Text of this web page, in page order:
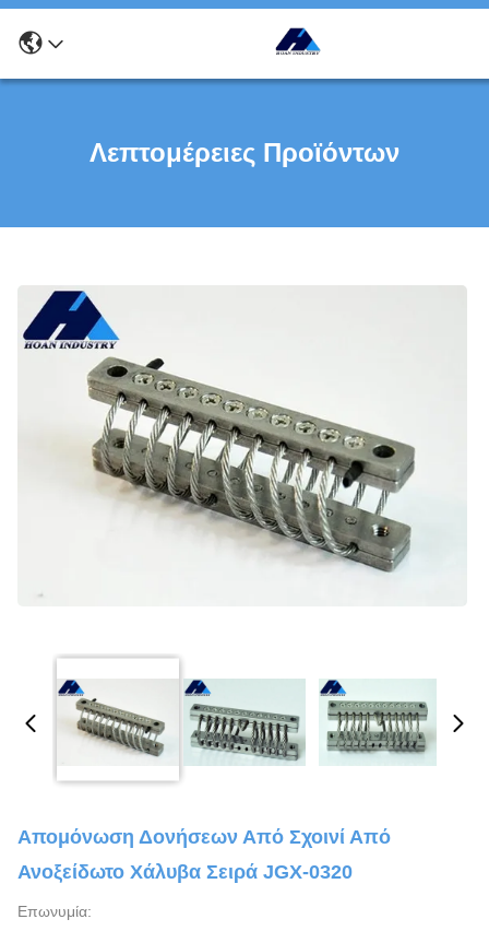
Λεπτομέρειες Προϊόντων
Απομόνωση Δονήσεων Από Σχοινί Από
Ανοξείδωτο Χάλυβα Σειρά JGX-0320
Επωνυμία: